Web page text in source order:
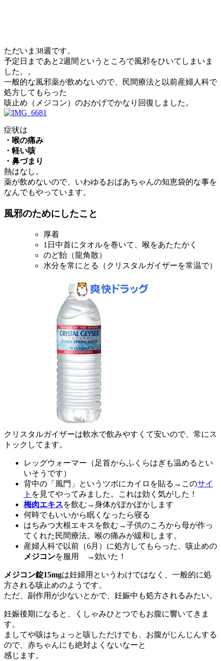
ただいま38週です。
予定日まであと2週間というところで風邪をひいてしまいま
した。。
一般的な風邪薬が飲めないので、民間療法と以前産婦人科で
処方してもらった
咳止め（メジコン）のおかげでかなり回復しました。
症状は
・喉の痛み
・軽い咳
・鼻づまり
熱はなし。
薬が飲めないので、いわゆるおばあちゃんの知恵袋的な事を
なんでもやっています。
風邪のためにしたこと
厚着
1日中首にタオルを巻いて、喉をあたたかく
のど飴（龍角散）
水分を常にとる（クリスタルガイザーを常温で）
クリスタルガイザーは軟水で飲みやすくて安いので、常にス
トックしてます。
レッグウォーマー（足首からふくらはぎも温めるとい
いそうです）
背中の「風門」というツボにカイロを貼る→このサイ
ト を見てやってみました。これは効く気がした！
梅肉エキスを飲む→身体がぽかぽかします
何時でもいいから眠くなったら寝る
はちみつ大根エキスを飲む→子供のころから母が作っ
てくれた民間療法。喉の痛みが緩和します。
産婦人科で以前（6月）に処方してもらった、咳止めの
メジコンを服用 →効いた！
メジコン錠15mgは妊婦用というわけではなく、一般的に処
方される咳止めのようです。
ただ、副作用が少ないとかで、妊娠中も処方されるみたい。
妊娠後期になると、くしゃみひとつでもお腹に響いてきま
す。
ましてや咳はちょっと咳しただけでも、お腹がじんじんする
ので、赤ちゃんにも絶対よくないなーと
感じます。